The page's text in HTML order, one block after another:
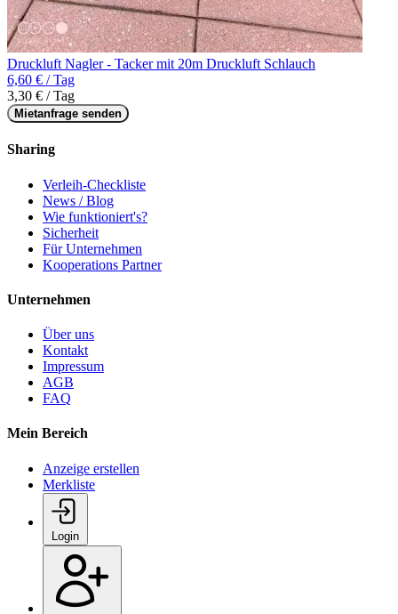
Druckluft Nagler - Tacker mit 20m Druckluft Schlauch
6,60 € / Tag
3,30 € / Tag
Mietanfrage senden
Sharing
Verleih-Checkliste
News / Blog
Wie funktioniert's?
Sicherheit
Für Unternehmen
Kooperations Partner
Unternehmen
Über uns
Kontakt
Impressum
AGB
FAQ
Mein Bereich
Anzeige erstellen
Merkliste
Login